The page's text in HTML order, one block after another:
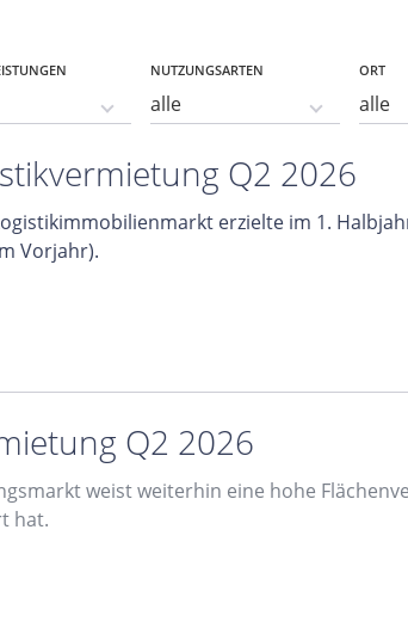
NUTZUNGSARTEN ORT
Q2 2026
erzielte im 1.
Vorjahr).
Q2 2026
weist weiterhin eine hohe
hat.